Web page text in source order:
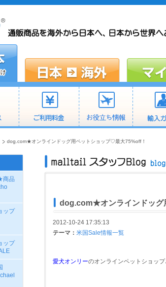
dog.com★オンラインドッグ用ペットショップ♡最大75%off！
商品
ップ
ップ
dog.com★オンラインドッグ
2012-10-24 17:35:13
テーマ： 米国Sale情報一覧
愛犬オンリーのオンラインペットショップ